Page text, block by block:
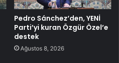
Pedro Sánchez’den, YENİ
Parti’yi kuran Özgür Özel’e
destek
Ağustos 8, 2026